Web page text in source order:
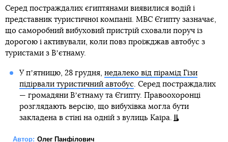
Серед постраждалих єгиптянами виявилися водій і
представник туристичної компанії. МВС Єгипту зазначає,
що саморобний вибуховий пристрій сховали поруч із
дорогою і активували, коли повз проїжджав автобус з
туристами з Вʼєтнаму.
У пʼятницю, 28 грудня, недалеко від пірамід Гізи
підірвали туристичний автобус. Серед постраждалих
— громадяни Вʼєтнаму та Єгипту. Правоохоронці
розглядають версію, що вибухівка могла бути
закладена в стіні на одній з вулиць Каїра.
Автор: Олег Панфілович